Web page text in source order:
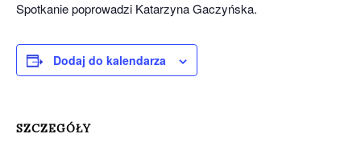
Spotkanie poprowadzi Katarzyna Gaczyńska.
Dodaj do kalendarza
SZCZEGÓŁY